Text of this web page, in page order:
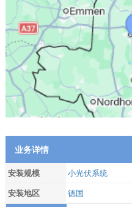
业务详情
安装规模
小光伏系统
安装地区
德国